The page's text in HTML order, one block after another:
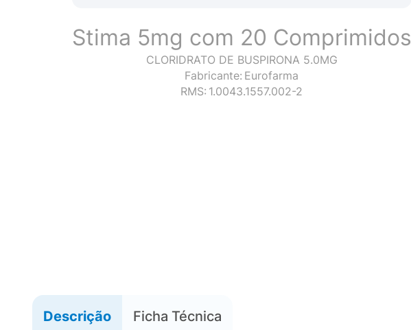
Stima 5mg com 20 Comprimidos
CLORIDRATO DE BUSPIRONA 5.0MG
Fabricante: Eurofarma
RMS: 1.0043.1557.002-2
Descrição Ficha Técnica